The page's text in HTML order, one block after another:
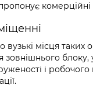
місця таких
зовнішнього
і робочого